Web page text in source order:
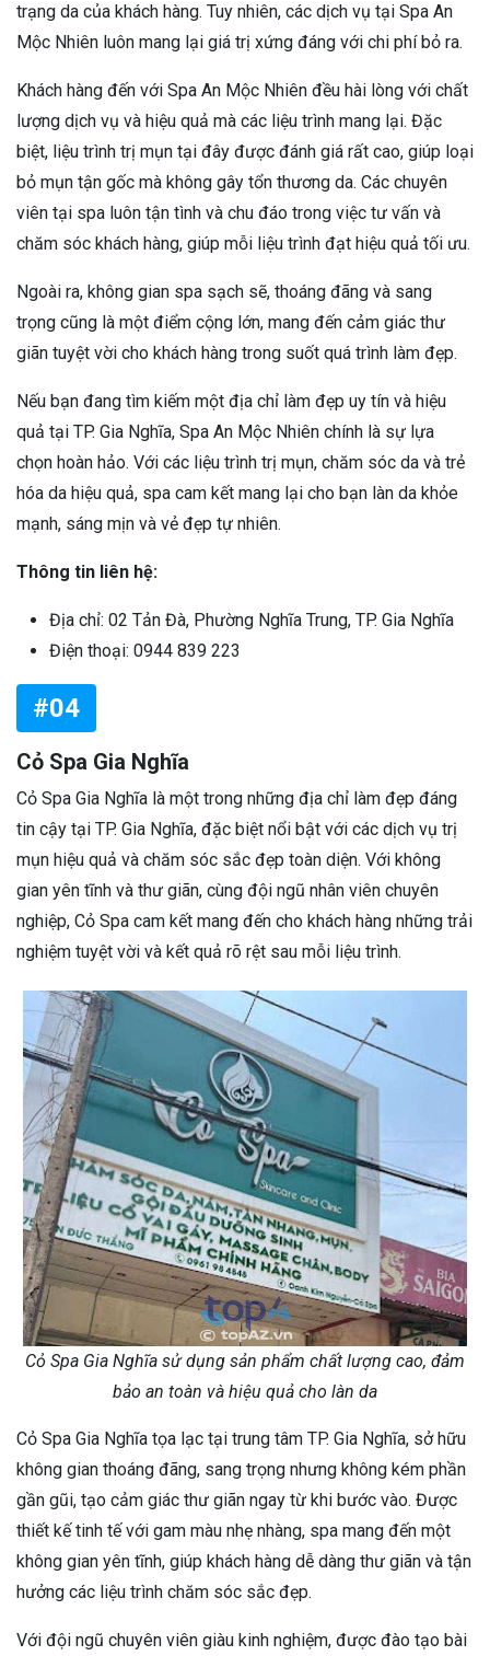
trạng da của khách hàng. Tuy nhiên, các dịch vụ tại Spa An
Mộc Nhiên luôn mang lại giá trị xứng đáng với chi phí bỏ ra.
Khách hàng đến với Spa An Mộc Nhiên đều hài lòng với chất
lượng dịch vụ và hiệu quả mà các liệu trình mang lại. Đặc
biệt, liệu trình trị mụn tại đây được đánh giá rất cao, giúp loại
bỏ mụn tận gốc mà không gây tổn thương da. Các chuyên
viên tại spa luôn tận tình và chu đáo trong việc tư vấn và
chăm sóc khách hàng, giúp mỗi liệu trình đạt hiệu quả tối ưu.
Ngoài ra, không gian spa sạch sẽ, thoáng đãng và sang
trọng cũng là một điểm cộng lớn, mang đến cảm giác thư
giãn tuyệt vời cho khách hàng trong suốt quá trình làm đẹp.
Nếu bạn đang tìm kiếm một địa chỉ làm đẹp uy tín và hiệu
quả tại TP. Gia Nghĩa, Spa An Mộc Nhiên chính là sự lựa
chọn hoàn hảo. Với các liệu trình trị mụn, chăm sóc da và trẻ
hóa da hiệu quả, spa cam kết mang lại cho bạn làn da khỏe
mạnh, sáng mịn và vẻ đẹp tự nhiên.
Thông tin liên hệ:
Địa chỉ: 02 Tản Đà, Phường Nghĩa Trung, TP. Gia Nghĩa
Điện thoại: 0944 839 223
#04
Cỏ Spa Gia Nghĩa
Cỏ Spa Gia Nghĩa là một trong những địa chỉ làm đẹp đáng
tin cậy tại TP. Gia Nghĩa, đặc biệt nổi bật với các dịch vụ trị
mụn hiệu quả và chăm sóc sắc đẹp toàn diện. Với không
gian yên tĩnh và thư giãn, cùng đội ngũ nhân viên chuyên
nghiệp, Cỏ Spa cam kết mang đến cho khách hàng những trải
nghiệm tuyệt vời và kết quả rõ rệt sau mỗi liệu trình.
Cỏ Spa Gia Nghĩa sử dụng sản phẩm chất lượng cao, đảm
bảo an toàn và hiệu quả cho làn da
Cỏ Spa Gia Nghĩa tọa lạc tại trung tâm TP. Gia Nghĩa, sở hữu
không gian thoáng đãng, sang trọng nhưng không kém phần
gần gũi, tạo cảm giác thư giãn ngay từ khi bước vào. Được
thiết kế tinh tế với gam màu nhẹ nhàng, spa mang đến một
không gian yên tĩnh, giúp khách hàng dễ dàng thư giãn và tận
hưởng các liệu trình chăm sóc sắc đẹp.
Với đội ngũ chuyên viên giàu kinh nghiệm, được đào tạo bài